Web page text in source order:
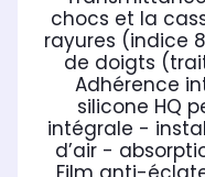
chocs et la
rayures (indice
de doigts
Adhérence
silicone HQ
intégrale -
d’air -